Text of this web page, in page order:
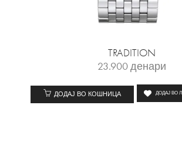
TRADITION
23.900денари
ДОДАЈ ВО КОШНИЦА ДОДАЈ ВО